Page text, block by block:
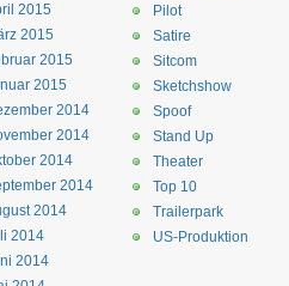
Pilot
Satire
Sitcom
Sketchshow
Spoof
Stand Up
Theater
Top 10
Trailerpark
US-Produktion
2015
2015
2015
2015
2014
2014
2014
2014
2014
2014
2014